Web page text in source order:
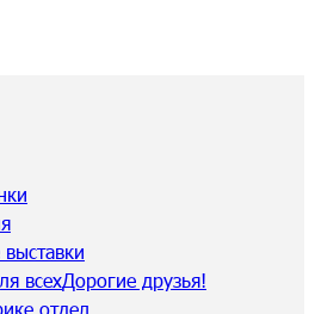
всехДорогие друзья!
отдел